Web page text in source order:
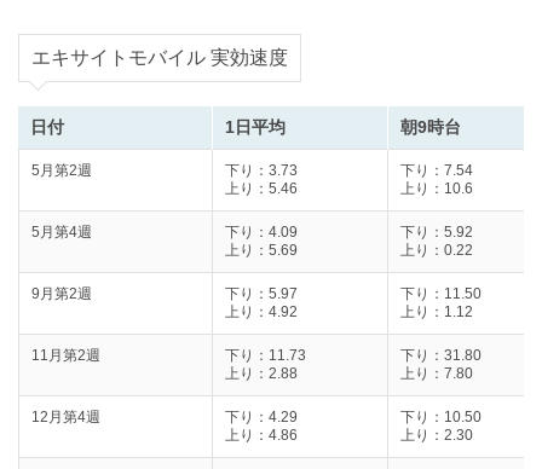
エキサイトモバイル 実効速度
日付 1日平均 朝9時台
5月第2週
下り：3.73
上り：5.46
下り：7.54
上り：10.6
5月第4週
下り：4.09
上り：5.69
下り：5.92
上り：0.22
9月第2週
下り：5.97
上り：4.92
下り：11.50
上り：1.12
11月第2週
下り：11.73
上り：2.88
下り：31.80
上り：7.80
12月第4週
下り：4.29
上り：4.86
下り：10.50
上り：2.30